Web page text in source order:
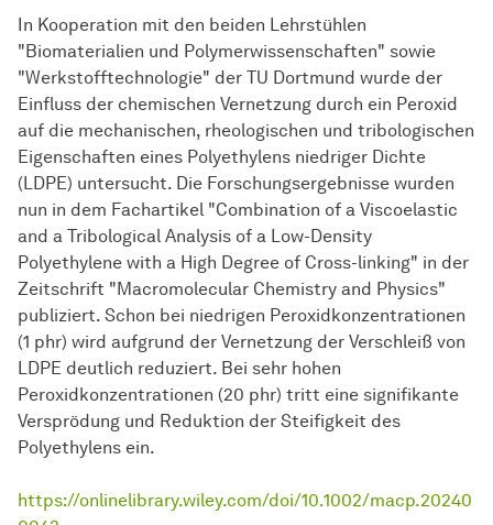
In Kooperation mit den beiden Lehrstühlen
"Biomaterialien und Polymerwissenschaften" sowie
"Werkstofftechnologie" der TU Dortmund wurde der
Einfluss der chemischen Vernetzung durch ein Peroxid
auf die mechanischen, rheologischen und tribologischen
Eigenschaften eines Polyethylens niedriger Dichte
(LDPE) untersucht. Die Forschungsergebnisse wurden
nun in dem Fachartikel "Combination of a Viscoelastic
and a Tribological Analysis of a Low-Density
Polyethylene with a High Degree of Cross-linking" in der
Zeitschrift "Macromolecular Chemistry and Physics"
publiziert. Schon bei niedrigen Peroxidkonzentrationen
(1 phr) wird aufgrund der Vernetzung der Verschleiß von
LDPE deutlich reduziert. Bei sehr hohen
Peroxidkonzentrationen (20 phr) tritt eine signifikante
Versprödung und Reduktion der Steifigkeit des
Polyethylens ein.
https://onlinelibrary.wiley.com/doi/10.1002/macp.20240